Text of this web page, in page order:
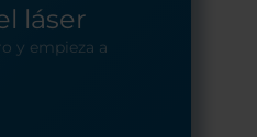
láser
y empieza a